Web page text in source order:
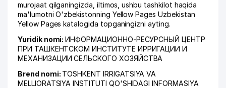
murojaat qilganingizda, iltimos, ushbu tashkilot haqida
ma'lumotni O'zbekistonning Yellow Pages Uzbekistan
Yellow Pages katalogida topganingizni ayting.
Yuridik nomi:ИНФОРМАЦИОННО-РЕСУРСНЫЙ ЦЕНТР
ПРИ ТАШКЕНТСКОМ ИНСТИТУТЕ ИРРИГАЦИИ И
МЕХАНИЗАЦИИ СЕЛЬСКОГО ХОЗЯЙСТВА
Brend nomi: TOSHKENT IRRIGATSIYA VA
MELLIORATSIYA INSTITUTI QO'SHIDAGI INFORMASIYA